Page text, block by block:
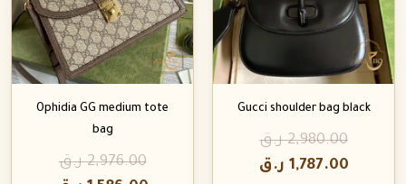
Gucci shoulder bag black
2,980.00 ر.ق
1,787.00 ر.ق
Ophidia GG medium tote
bag
2,976.00 ر.ق